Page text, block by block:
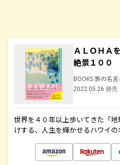
ＡＬＯＨＡ
絶景１００
BOOKS 旅の名
2022.05.26 発売
世界を４０年以上歩いてきた「
けする、人生を輝かせるハワイ